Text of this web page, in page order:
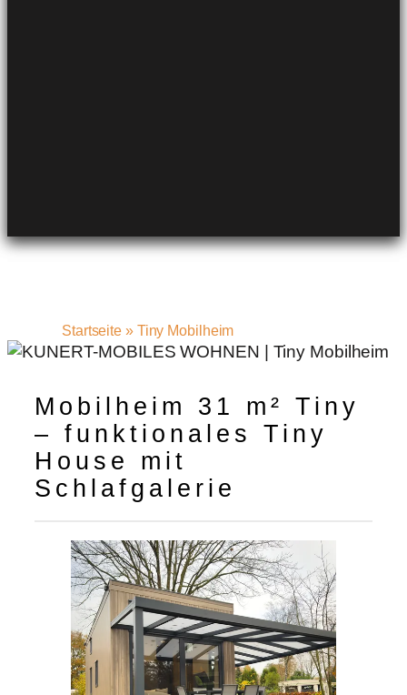
Startseite » Tiny Mobilheim
Mobilheim 31 m² Tiny
– funktionales Tiny
House mit
Schlafgalerie